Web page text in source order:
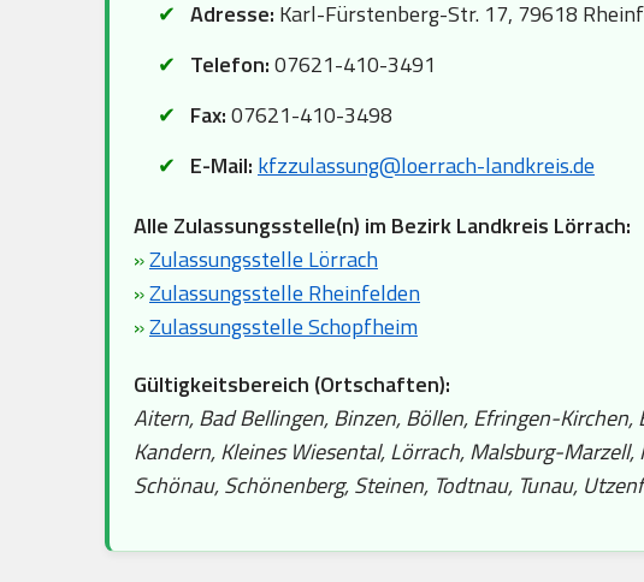
Adresse: Karl-Fürstenberg-Str. 17, 79618
Telefon:07621-410-3491
Fax:07621-410-3498
E-Mail: kfzzulassung@loerrach-landkreis.de
Alle Zulassungsstelle(n) im Bezirk Landkreis Lörrach:
»Zulassungsstelle Lörrach
»Zulassungsstelle Rheinfelden
»Zulassungsstelle Schopfheim
Gültigkeitsbereich (Ortschaften):
Aitern, Bad Bellingen, Binzen, Böllen, Efringen-
Kandern, Kleines Wiesental, Lörrach, Malsburg-
Schönau, Schönenberg, Steinen, Todtnau, Tunau,